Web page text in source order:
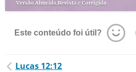
Este conteúdo foi útil?
Lucas 12:12